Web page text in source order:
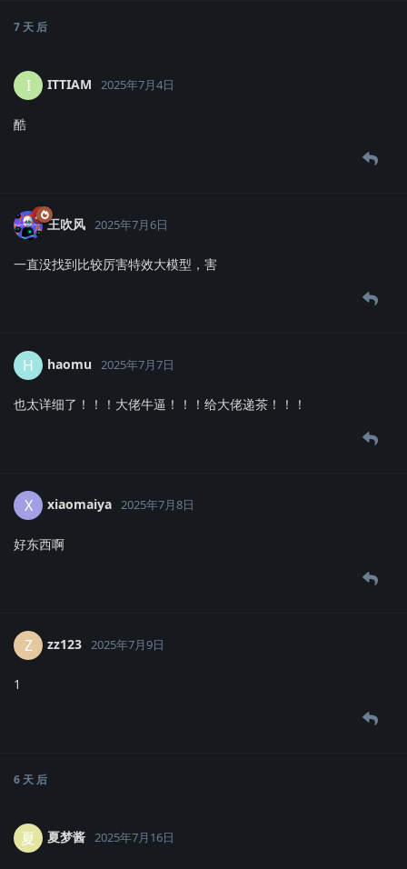
7 天 后
I ITTIAM 2025年7月4日
酷
王吹风 2025年7月6日
一直没找到比较厉害特效大模型，害
H haomu 2025年7月7日
也太详细了！！！大佬牛逼！！！给大佬递茶！！！
X xiaomaiya 2025年7月8日
好东西啊
Z zz123 2025年7月9日
1
6 天 后
夏 夏梦酱 2025年7月16日